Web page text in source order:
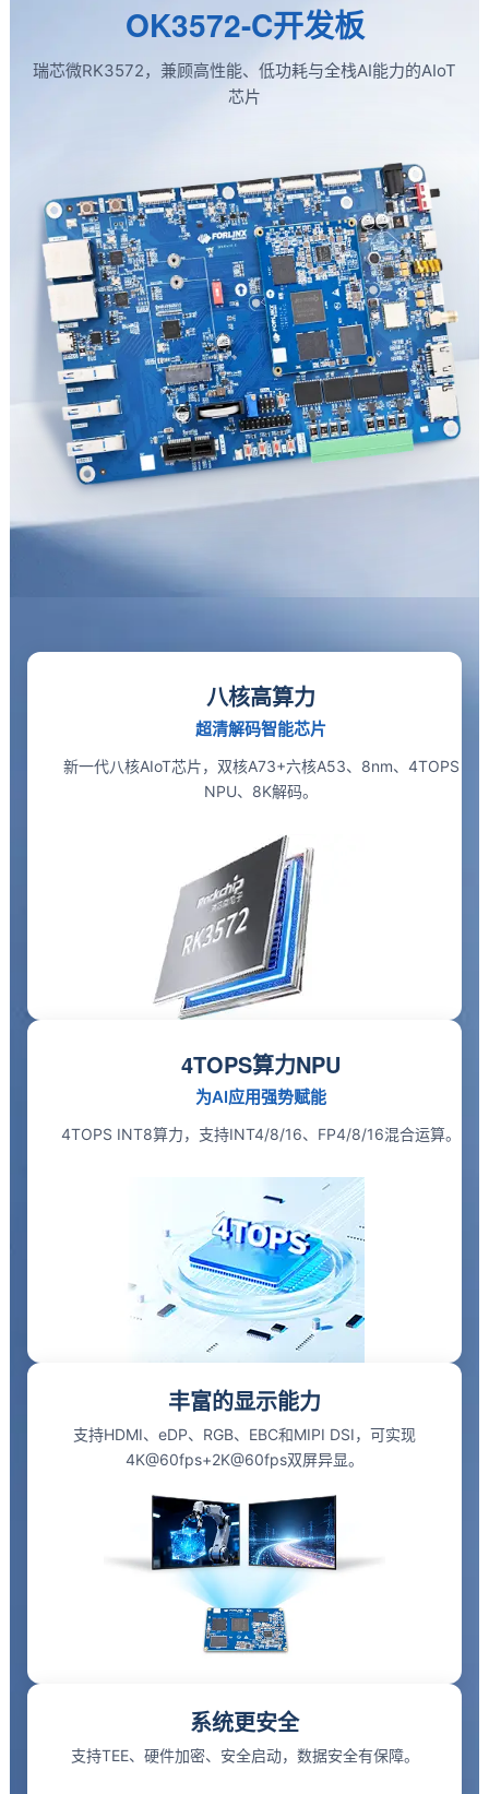
OK3572-C开发板
瑞芯微RK3572，兼顾高性能、低功耗与全栈AI能力的AIoT
芯片
八核高算力
超清解码智能芯片
新一代八核AIoT芯片，双核A73+六核A53、8nm、4TOPS
NPU、8K解码。
4TOPS算力NPU
为AI应用强势赋能
4TOPS INT8算力，支持INT4/8/16、FP4/8/16混合运算。
丰富的显示能力
支持HDMI、eDP、RGB、EBC和MIPI DSI，可实现
4K@60fps+2K@60fps双屏异显。
系统更安全
支持TEE、硬件加密、安全启动，数据安全有保障。